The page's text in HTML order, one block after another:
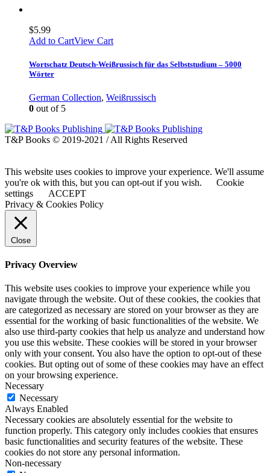
$5.99
Add to CartView Cart
Wortschatz Deutsch-Weißrussisch für das Selbststudium – 5000
Wörter
German Collection, Weißrussisch
0 out of 5
T&P Books © 2019-2021 / All Rights Reserved
This website uses cookies to improve your experience. We'll assume
you're ok with this, but you can opt-out if you wish.
Cookie
settings
ACCEPT
Privacy & Cookies Policy
Close
Privacy Overview
This website uses cookies to improve your experience while you
navigate through the website. Out of these cookies, the cookies that
are categorized as necessary are stored on your browser as they are
essential for the working of basic functionalities of the website. We
also use third-party cookies that help us analyze and understand how
you use this website. These cookies will be stored in your browser
only with your consent. You also have the option to opt-out of these
cookies. But opting out of some of these cookies may have an effect
on your browsing experience.
Necessary
Necessary
Always Enabled
Necessary cookies are absolutely essential for the website to
function properly. This category only includes cookies that ensures
basic functionalities and security features of the website. These
cookies do not store any personal information.
Non-necessary